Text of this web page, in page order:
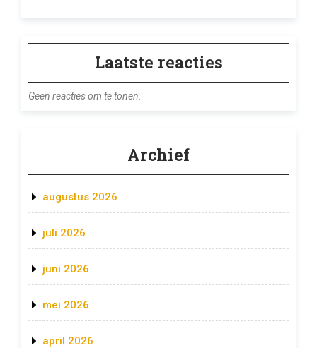
Laatste reacties
Geen reacties om te tonen.
Archief
augustus 2026
juli 2026
juni 2026
mei 2026
april 2026